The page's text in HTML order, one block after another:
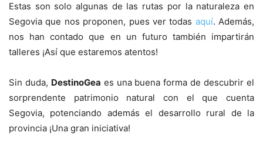
Estas son solo algunas de las rutas por la naturaleza en
Segovia que nos proponen, pues ver todas aquí. Además,
nos han contado que en un futuro también impartirán
talleres ¡Así que estaremos atentos!
Sin duda, DestinoGea es una buena forma de descubrir el
sorprendente patrimonio natural con el que cuenta
Segovia, potenciando además el desarrollo rural de la
provincia ¡Una gran iniciativa!